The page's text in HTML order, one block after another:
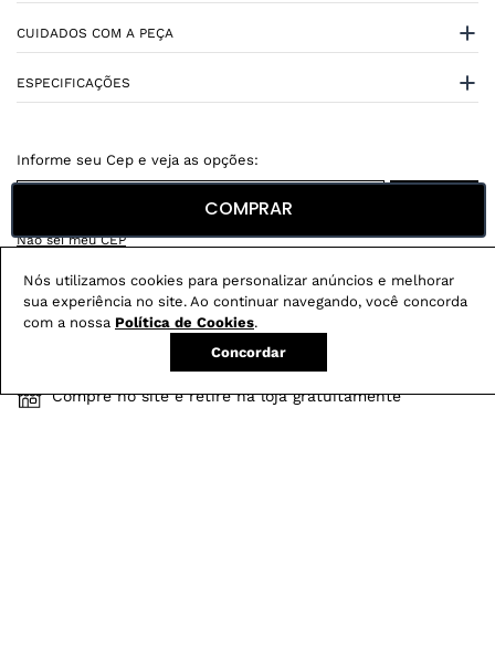
Nós utilizamos cookies para personalizar anúncios e melhorar
sua experiência no site. Ao continuar navegando, você concorda
com a nossa Política de Cookies.
Concordar
CUIDADOS COM A PEÇA
ESPECIFICAÇÕES
Não sei meu CEP
Conheça nossosbenefícios:
Em pedidos acima de R$ 499
Compre no site e retire na loja gratuitamente
COMPRAR